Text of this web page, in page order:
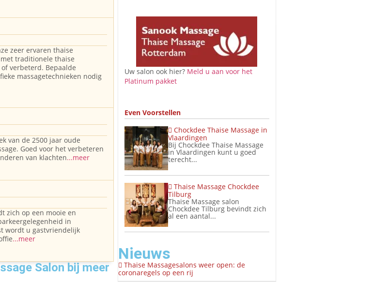
zeer ervaren thaise
traditionele thaise
verbeterd. Bepaalde
massagetechnieken nodig
van de 2500 jaar oude
Goed voor het verbeteren
van klachten...meer
zich op een mooie en
in
wordt u gastvriendelijk
...meer
Salon bij meer
Uw salon ook hier? Meld u aan voor het
Platinum pakket
Even Voorstellen
Chockdee Thaise Massage in
Vlaardingen
Bij Chockdee Thaise Massage
in Vlaardingen kunt u goed
terecht...
Thaise Massage Chockdee
Tilburg
Thaise Massage salon
Chockdee Tilburg bevindt zich
al een aantal...
Nieuws
Thaise Massagesalons weer open: de
coronaregels op een rij